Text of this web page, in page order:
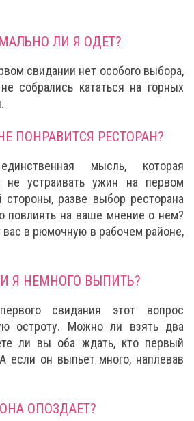
ЛИ Я ОДЕТ?
свидании нет особого выбора,
собрались кататься на горных
ПОНРАВИТСЯ РЕСТОРАН?
мысль, которая
не устраивать ужин на первом
стороны, разве выбор ресторана
повлиять на ваше мнение о нем?
в рюмочную в рабочем районе,
Я НЕМНОГО ВЫПИТЬ?
свидания этот вопрос
остроту. Можно ли взять два
ли вы оба ждать, кто первый
если он выпьет много, наплевав
ОПОЗДАЕТ?